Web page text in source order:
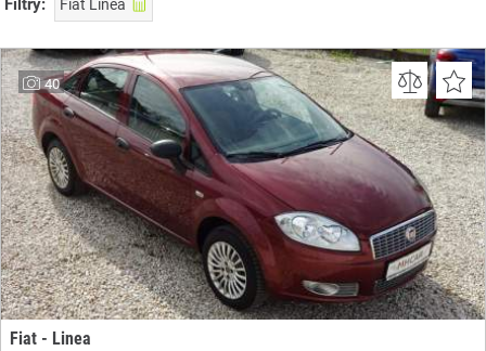
Filtry: Fiat Linea
40
Fiat - Linea